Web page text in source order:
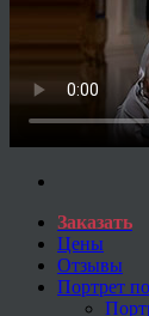
Заказать
Цены
Отзывы
Портрет